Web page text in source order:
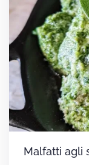
Malfatti agli